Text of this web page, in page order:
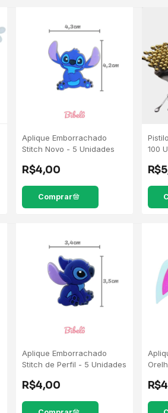
Aplique Emborrachado
Stitch Novo - 5 Unidades
R$4,00
100
Aplique Emborrachado
Stitch de Perfil - 5 Unidades
R$4,00